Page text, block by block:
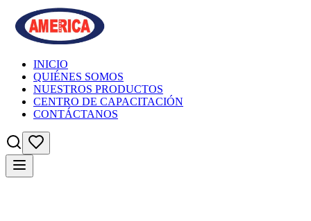
INICIO
QUIÉNES SOMOS
NUESTROS PRODUCTOS
CENTRO DE CAPACITACIÓN
CONTÁCTANOS